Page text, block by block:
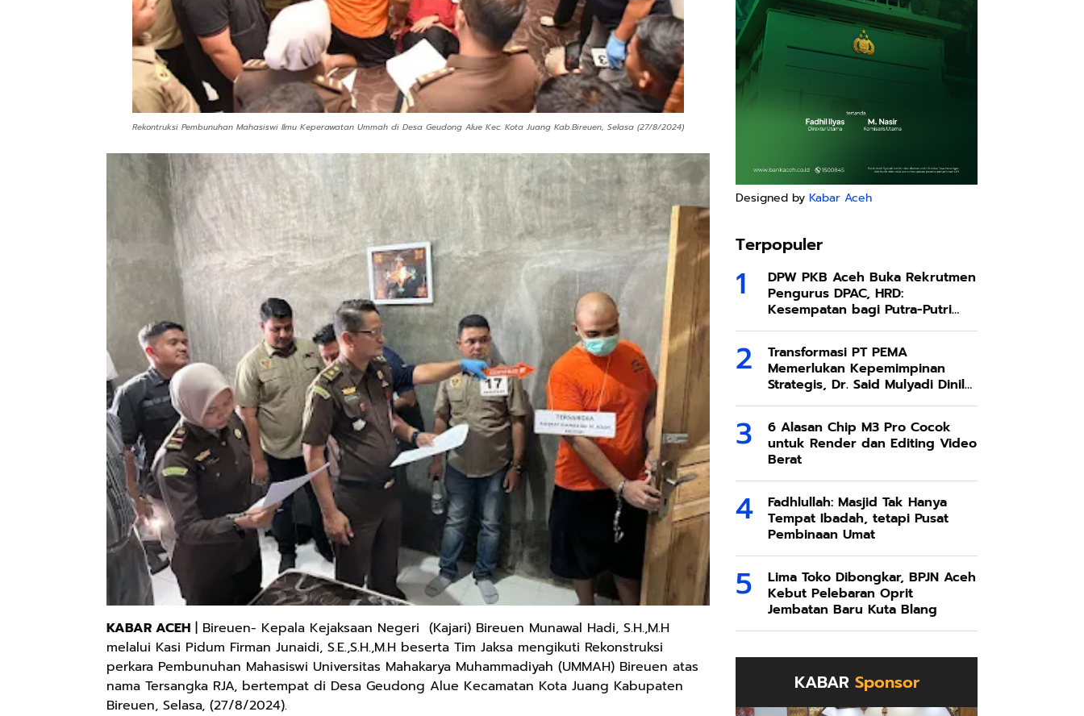
Rekontruksi Pembunuhan Mahasiswi Ilmu Keperawatan Ummah di Desa Geudong Alue Kec. Kota Juang Kab.Bireuen, Selasa (27/8/2024)
KABAR ACEH | Bireuen- Kepala Kejaksaan Negeri (Kajari) Bireuen Munawal Hadi, S.H.,M.H
melalui Kasi Pidum Firman Junaidi, S.E.,S.H.,M.H beserta Tim Jaksa mengikuti Rekonstruksi
perkara Pembunuhan Mahasiswi Universitas Mahakarya Muhammadiyah (UMMAH) Bireuen atas
nama Tersangka RJA, bertempat di Desa Geudong Alue Kecamatan Kota Juang Kabupaten
Bireuen, Selasa, (27/8/2024).
Designed by Kabar Aceh
Terpopuler
DPW PKB Aceh Buka Rekrutmen
Pengurus DPAC, HRD:
Kesempatan bagi Putra-Putri
Terbaik Aceh
Transformasi PT PEMA
Memerlukan Kepemimpinan
Strategis, Dr. Said Mulyadi Dinilai
Memenuhi Kriteria
6 Alasan Chip M3 Pro Cocok
untuk Render dan Editing Video
Berat
Fadhlullah: Masjid Tak Hanya
Tempat Ibadah, tetapi Pusat
Pembinaan Umat
Lima Toko Dibongkar, BPJN Aceh
Kebut Pelebaran Oprit
Jembatan Baru Kuta Blang
KABAR Sponsor